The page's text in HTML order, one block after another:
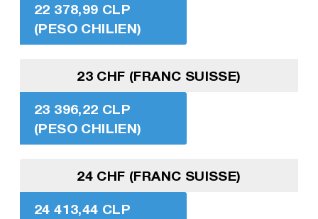
22 378,99 CLP
(PESO CHILIEN)
23 CHF (FRANC SUISSE)
23 396,22 CLP
(PESO CHILIEN)
24 CHF (FRANC SUISSE)
24 413,44 CLP